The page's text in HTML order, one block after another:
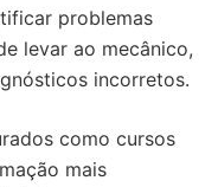
problemas
levar ao mecânico,
incorretos.
como cursos
mais